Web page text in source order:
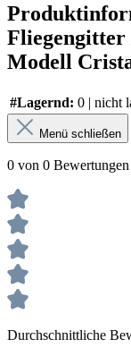
Fliegengitter
Modell
#Lagernd: 0 | nicht
Menü schließen
0 von 0 Bewertungen
Durchschnittliche